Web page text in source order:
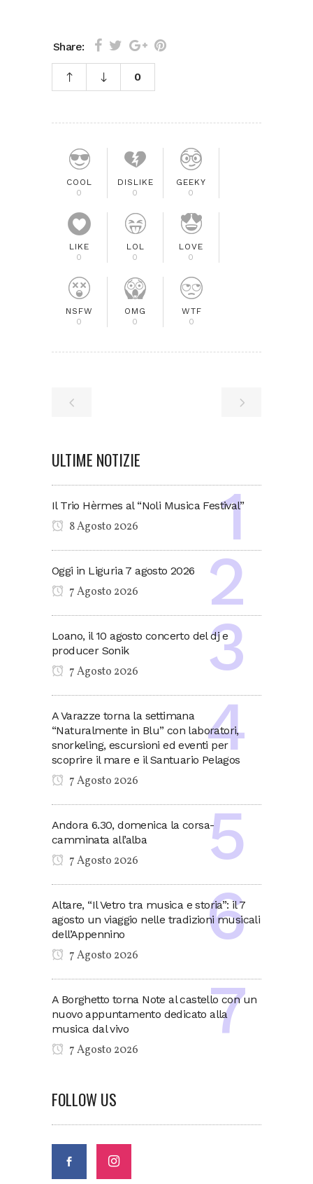
Share:
0
COOL
0
DISLIKE
0
GEEKY
0
LIKE
0
LOL
0
LOVE
0
NSFW
0
OMG
0
WTF
0
ULTIME NOTIZIE
Il Trio Hèrmes al “Noli Musica Festival”
8 Agosto 2026
Oggi in Liguria 7 agosto 2026
7 Agosto 2026
Loano, il 10 agosto concerto del dj e
producer Sonik
7 Agosto 2026
A Varazze torna la settimana
“Naturalmente in Blu” con laboratori,
snorkeling, escursioni ed eventi per
scoprire il mare e il Santuario Pelagos
7 Agosto 2026
Andora 6.30, domenica la corsa-
camminata all’alba
7 Agosto 2026
Altare, “Il Vetro tra musica e storia”: il 7
agosto un viaggio nelle tradizioni musicali
dell’Appennino
7 Agosto 2026
A Borghetto torna Note al castello con un
nuovo appuntamento dedicato alla
musica dal vivo
7 Agosto 2026
FOLLOW US